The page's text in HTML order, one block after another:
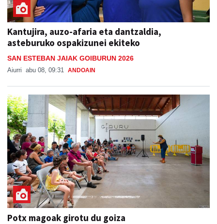
Kantujira, auzo-afaria eta dantzaldia,
asteburuko ospakizunei ekiteko
SAN ESTEBAN JAIAK GOIBURUN 2026
Aiurri abu 08, 09:31 ANDOAIN
Potx magoak girotu du goiza